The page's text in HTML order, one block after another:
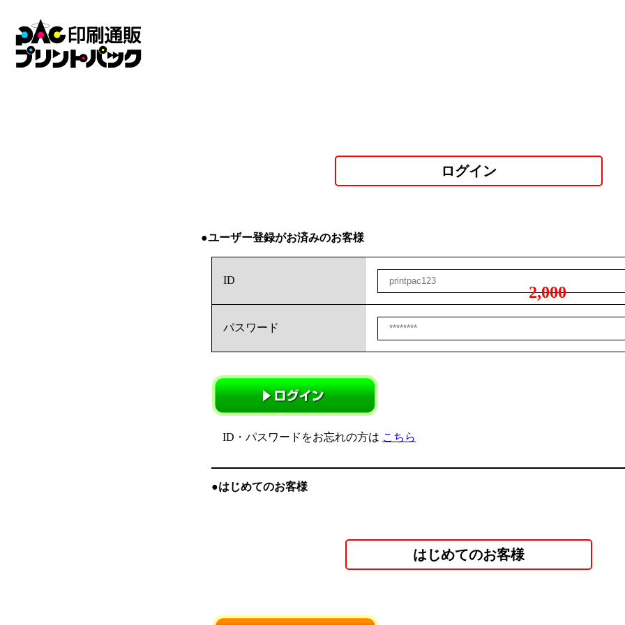
ログイン
●ユーザー登録がお済みのお客様
ID
パスワード
ID・パスワードをお忘れの方は こちら
●はじめてのお客様
はじめてのお客様
2,000